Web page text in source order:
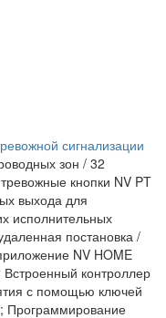
сигнализации
зон / 32
кнопки NV PT
выхода для
исполнительных
постановка /
NV HOME
контроллер
с помощью ключей
Программирование